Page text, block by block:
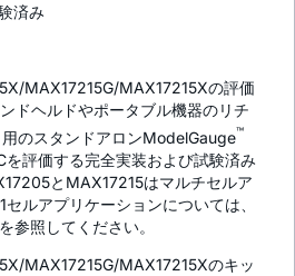
済み
MAX17215G/MAX17215Xの評価
ドヘルドやポータブル機器のリチ
のスタンドアロンModelGauge™
評価する完全実装および試験済み
とMAX17215はマルチセルア
ルアプリケーションについては、
参照してください。
MAX17215G/MAX17215Xのキッ